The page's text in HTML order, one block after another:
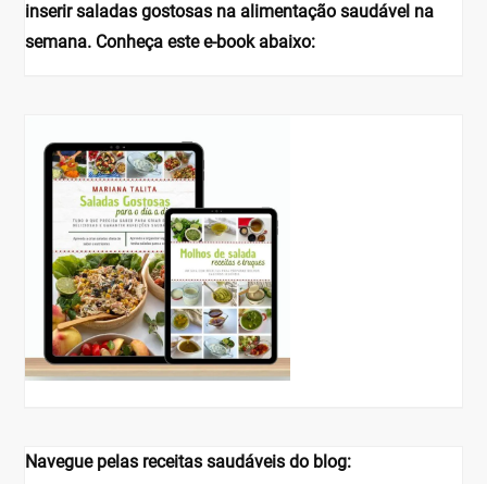
inserir saladas gostosas na alimentação saudável na
semana. Conheça este e-book abaixo:
Navegue pelas receitas saudáveis do blog: